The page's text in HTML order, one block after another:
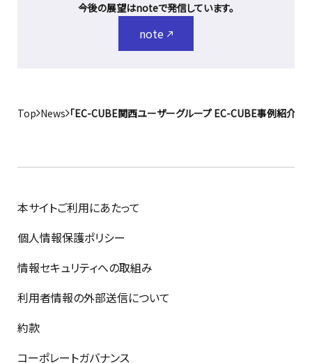
今後の展望はnoteで発信しています。
note
Top News 「EC-CUBE関西ユーザーグループ EC-CUBE事例紹介」（
本サイトご利用にあたって
個人情報保護ポリシー
情報セキュリティへの取組み
利用者情報の外部送信について
約款
コーポレートガバナンス